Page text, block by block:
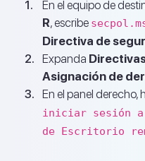
En el equipo de
R, escribe
Directiva de
Expanda
Asignación de
En el panel derecho,
iniciar sesión
de Escritorio